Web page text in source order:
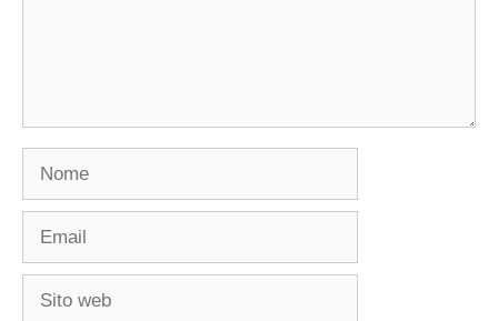
Nome
Email
Sito